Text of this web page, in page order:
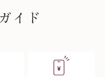
イド